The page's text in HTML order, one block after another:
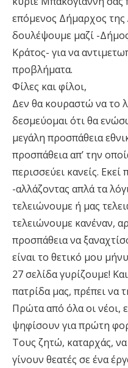
επόμενος Δήμαρχος της
δουλέψουμε μαζί -
Κράτος- για να
προβλήματα.
Φίλες και φίλοι,
Δεν θα κουραστώ να το
δεσμεύομαι ότι θα
μεγάλη προσπάθεια
προσπάθεια απ’ την
περισσεύει κανείς.
-αλλάζοντας απλά τα
τελειώνουμε ή μας
τελειώνουμε κανέναν,
προσπάθεια να
είναι το θετικό μου
27 σελίδα γυρίζουμε!
πατρίδα μας, πρέπει να
Πρώτα από όλα οι νέοι,
ψηφίσουν για πρώτη
Τους ζητώ, καταρχάς,
γίνουν θεατές σε ένα